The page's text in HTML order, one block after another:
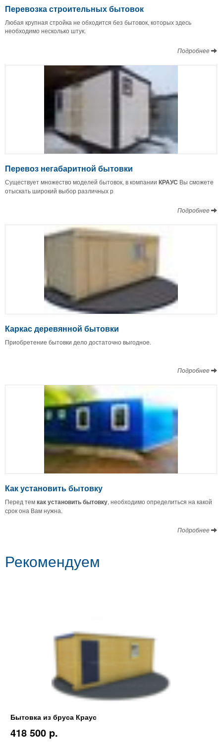
Перевозка строительных бытовок
Любая крупная стройка не обходится без бытовок, которых здесь
необходимо несколько штук.
Подробнее
Перевоз негабаритной бытовки
Существует множество моделей бытовок, в компании КРАУС Вы сможете
отыскать широкий выбор различных р
Подробнее
Каркас деревянной бытовки
Приобретение бытовки дело достаточно выгодное.
Подробнее
Как установить бытовку
Перед темкак установить бытовку, необходимо определиться на какой
срок она Вам нужна.
Подробнее
Рекомендуем
Бытовка из бруса Краус
418 500 p.